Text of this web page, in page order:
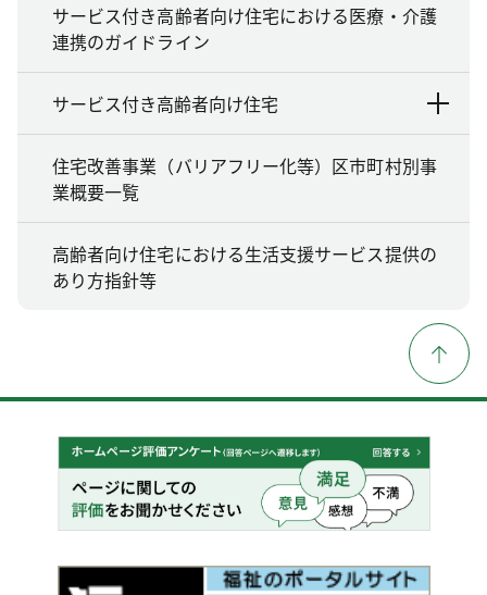
サービス付き高齢者向け住宅における医療・介護
連携のガイドライン
サービス付き高齢者向け住宅
住宅改善事業（バリアフリー化等）区市町村別事
業概要一覧
高齢者向け住宅における生活支援サービス提供の
あり方指針等